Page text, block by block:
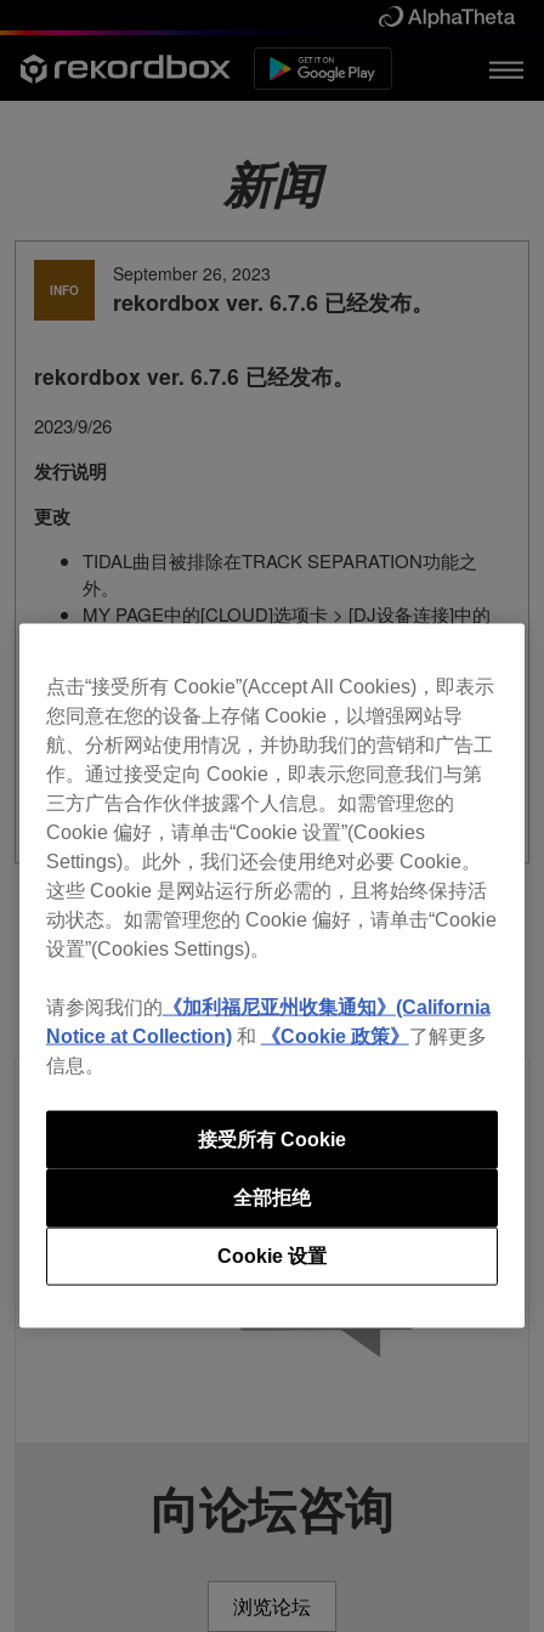
新闻
INFO
September 26, 2023
rekordbox ver. 6.7.6 已经发布。
rekordbox ver. 6.7.6 已经发布。
2023/9/26
发行说明
更改
TIDAL曲目被排除在TRACK SEPARATION功能之
外。
MY PAGE中的[CLOUD]选项卡 > [DJ设备连接]中的
修复
错误修复和稳定性改进。
上一个 返回清单 下一个
向论坛咨询
浏览论坛
点击“接受所有 Cookie”(Accept All Cookies)，即表示
您同意在您的设备上存储 Cookie，以增强网站导
航、分析网站使用情况，并协助我们的营销和广告工
作。通过接受定向 Cookie，即表示您同意我们与第
三方广告合作伙伴披露个人信息。如需管理您的
Cookie 偏好，请单击“Cookie 设置”(Cookies
Settings)。此外，我们还会使用绝对必要 Cookie。
这些 Cookie 是网站运行所必需的，且将始终保持活
动状态。如需管理您的 Cookie 偏好，请单击“Cookie
设置”(Cookies Settings)。
请参阅我们的 《加利福尼亚州收集通知》(California
Notice at Collection)和 《Cookie 政策》 了解更多
信息。
Cookie 设置
全部拒绝
接受所有 Cookie